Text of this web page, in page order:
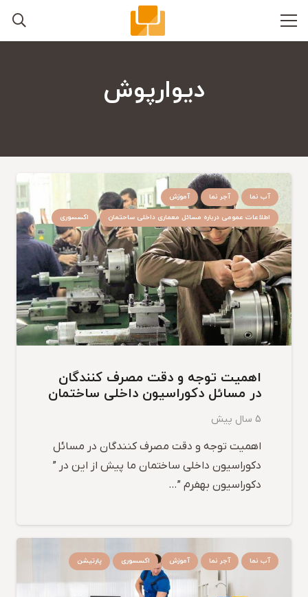
دیوارپوش
آب نما آجر نما
آموزش
اطلاعات عمومی درباره مسائل معماری داخلی ساحتمان
اکسسوری
اهمیت توجه و دقت مصرف کنندگان
در مسائل دکوراسیون داخلی ساختمان
5 سال پیش
اهمیت توجه و دقت مصرف کنندگان در مسائل
دکوراسیون داخلی ساختمان ما پیش از این در ”
دکوراسیون بهفرم ”…
آب نما آجر نما آموزش اکسسوری پارتیشن